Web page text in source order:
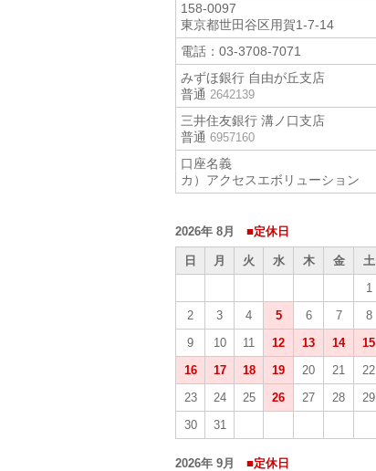
158-0097
東京都世田谷区用賀1-7-14
電話： 03-3708-7071
みずほ銀行 自由が丘支店
普通 2642139
三井住友銀行 溝ノ口支店
普通 6957160
口座名義
カ）アクセスエボリューション
2026年 8月 ■定休日
日 月 火 水 木 金
土
1
2
3 4 5 6 7
8
9
10 11 12 13 14
15
16
17 18 19 20 21
22
23
24 25 26 27 28
29
30
31
2026年 9月 ■定休日